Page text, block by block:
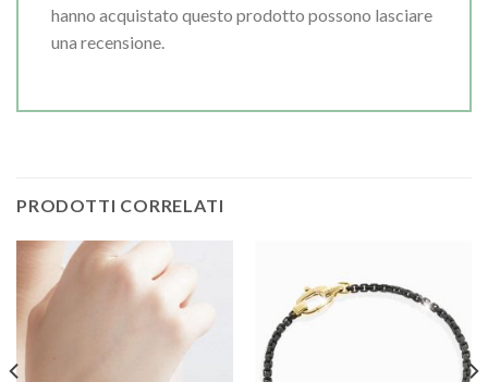
hanno acquistato questo prodotto possono lasciare
una recensione.
PRODOTTI CORRELATI